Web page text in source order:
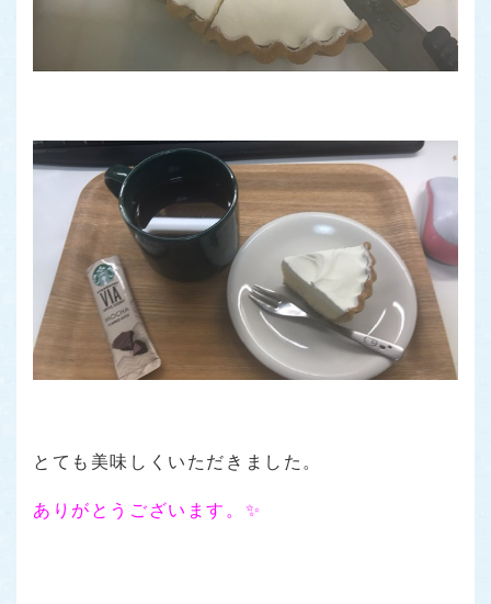
とても美味しくいただきました。
ありがとうございます。✨